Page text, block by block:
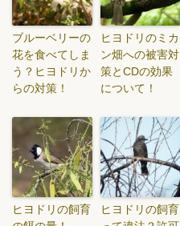
ブルーベリーの
花を食べてしま
う？ヒヨドリか
らの対策！
ヒヨドリのミカ
ン畑への被害対
策とCDの効果
について！
ヒヨドリの飼育
ヒヨドリの飼育